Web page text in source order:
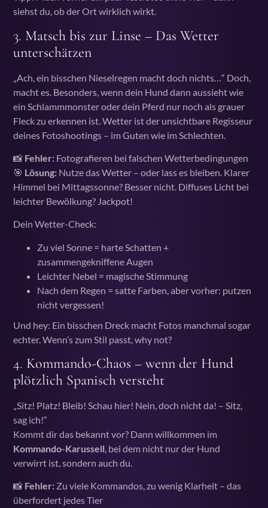
siehst du, ob der Ort wirklich wirkt.
3. Matsch bis zur Linse – Das Wetter
unterschätzen
„Ach, ein bisschen Nieselregen macht doch nichts…“ Doch,
macht es. Besonders, wenn dein Hund dann aussieht wie
ein Schlammmonster oder dein Pferd nur noch als grauer
Fleck zu erkennen ist. Wetter ist der unsichtbare Regisseur
deines Fotoshootings – im Guten wie im Schlechten.
📸 Fehler: Fotografieren bei falschen Wetterbedingungen
🎯 Lösung: Nutze das Wetter – oder lass es bleiben. Klarer
Himmel bei Mittagssonne? Besser nicht. Diffuses Licht bei
leichter Bewölkung? Jackpot!
Dein Wetter-Check:
Zu viel Sonne = harte Schatten +
zusammengekniffene Augen
Leichter Nebel = magische Stimmung
Nach dem Regen = satte Farben, aber vorher: putzen
nicht vergessen!
Und hey: Ein bisschen Dreck macht Fotos manchmal sogar
echter. Wenn’s zum Stil passt, why not?
4. Kommando-Chaos – wenn der Hund
plötzlich Spanisch versteht
„Sitz! Platz! Bleib! Schau hier! Nein, doch nicht da! – Sitz,
sag ich!“
Kommt dir das bekannt vor? Dann willkommen im
Kommando-Karussell, bei dem nicht nur der Hund
verwirrt ist, sondern auch du.
📸 Fehler: Zu viele Kommandos, zu wenig Klarheit – das
überfordert jedes Tier